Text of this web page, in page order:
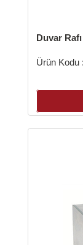
Kodu :MZP.DR